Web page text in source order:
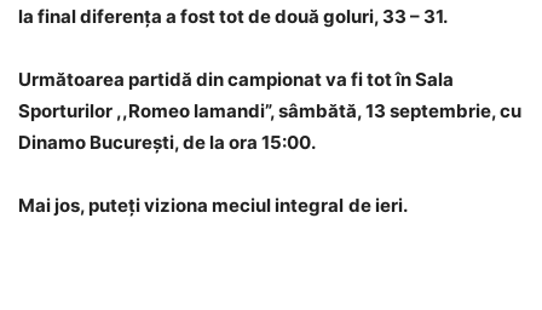
la final diferența a fost tot de două goluri, 33 – 31.
Următoarea partidă din campionat va fi tot în Sala
Sporturilor ,,Romeo Iamandi”, sâmbătă, 13 septembrie, cu
Dinamo București, de la ora 15:00.
Mai jos, puteți viziona meciul integral de ieri.